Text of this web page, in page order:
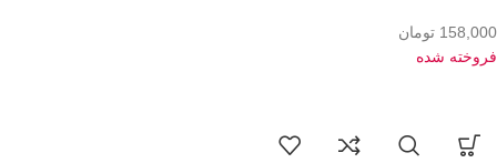
158,000 تومان
فروخته شده